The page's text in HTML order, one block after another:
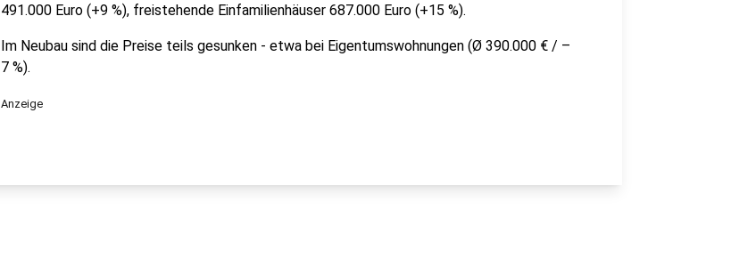
491.000 Euro (+9 %), freistehende Einfamilienhäuser 687.000 Euro (+15 %).
Im Neubau sind die Preise teils gesunken - etwa bei Eigentumswohnungen (Ø 390.000 € / –
7 %).
Anzeige